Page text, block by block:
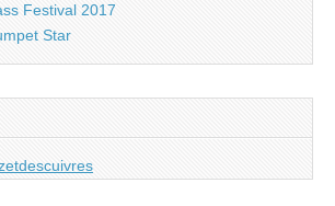
Festival 2017
Star